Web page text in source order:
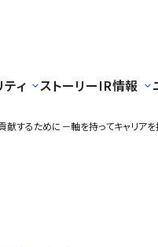
ィ ストーリーIR情報
するために－軸を持ってキャリアを
科学技術発展に貢献するた